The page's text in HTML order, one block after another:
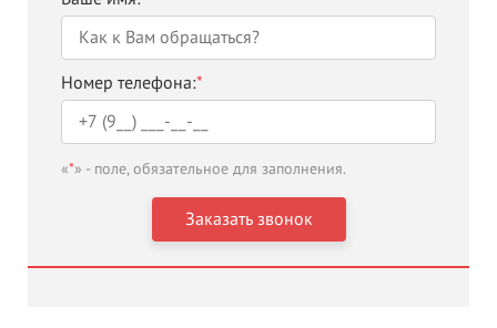
Номер телефона:*
«*» - поле, обязательное для заполнения.